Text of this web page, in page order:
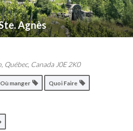
Agnès
Québec, Canada J0E 2K0
Où manger Quoi Faire